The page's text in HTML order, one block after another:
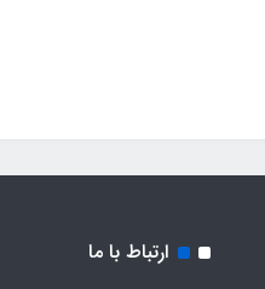
ارتباط با ما